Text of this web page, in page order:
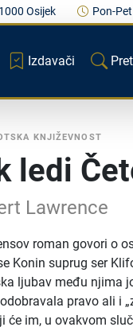
Osijek Pon-
Izdavači
KNJIŽEVNOST
ledi
Lawrence
roman govori o
Konin suprug ser
ljubav među njima
pravo ali i
će im, u ovakvom